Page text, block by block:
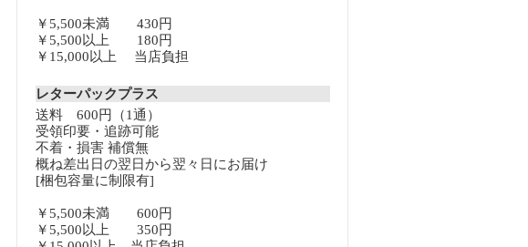
￥5,500未満 430円
￥5,500以上 180円
￥15,000以上 当店負担
レターパックプラス
送料 600円（1通）
受領印要・追跡可能
不着・損害 補償無
概ね差出日の翌日から翌々日にお届け
[梱包容量に制限有]
￥5,500未満 600円
￥5,500以上 350円